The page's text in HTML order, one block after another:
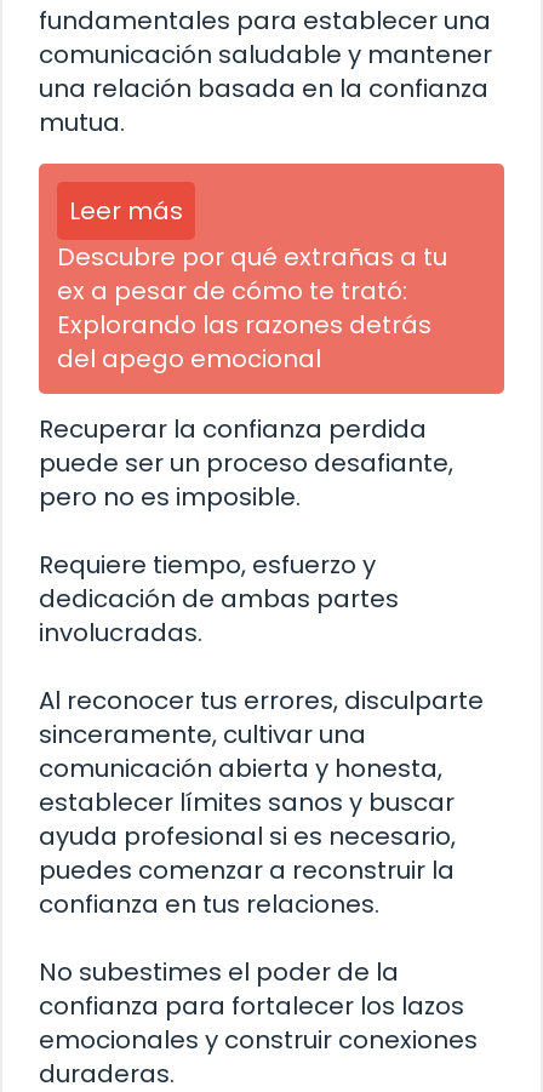
fundamentales para establecer una
comunicación saludable y mantener
una relación basada en la confianza
mutua.
Leer más
Descubre por qué extrañas a tu
ex a pesar de cómo te trató:
Explorando las razones detrás
del apego emocional
Recuperar la confianza perdida
puede ser un proceso desafiante,
pero no es imposible.
Requiere tiempo, esfuerzo y
dedicación de ambas partes
involucradas.
Al reconocer tus errores, disculparte
sinceramente, cultivar una
comunicación abierta y honesta,
establecer límites sanos y buscar
ayuda profesional si es necesario,
puedes comenzar a reconstruir la
confianza en tus relaciones.
No subestimes el poder de la
confianza para fortalecer los lazos
emocionales y construir conexiones
duraderas.